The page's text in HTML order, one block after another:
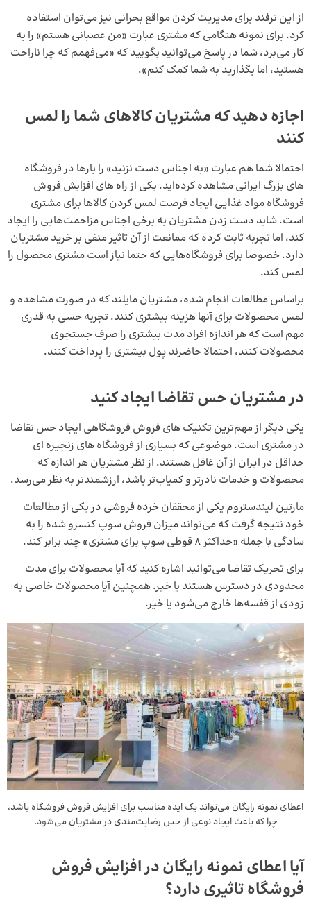
از این ترفند برای مدیریت کردن مواقع بحرانی نیز می‌توان استفاده
کرد. برای نمونه هنگامی که مشتری عبارت «من عصبانی هستم» را به
کار می‌برد، شما در پاسخ می‌توانید بگویید که «می‌فهمم که چرا ناراحت
هستید، اما بگذارید به شما کمک کنم».
اجازه دهید که مشتریان کالاهای شما را لمس
کنند
احتمالا شما هم عبارت «به اجناس دست نزنید» را بارها در فروشگاه‌
های بزرگ ایرانی مشاهده کرده‌اید. یکی از راه های افزایش فروش
فروشگاه مواد غذایی ایجاد فرصت لمس کردن کالاها برای مشتری
است. شاید دست زدن مشتریان به برخی اجناس مزاحمت‌هایی را ایجاد
کند، اما تجربه ثابت کرده که ممانعت از آن تاثیر منفی بر خرید مشتریان
دارد. خصوصا برای فروشگاه‌هایی که حتما نیاز است مشتری محصول را
لمس کند.
براساس مطالعات انجام شده، مشتریان مایلند که در صورت مشاهده و
لمس محصولات برای آنها هزینه بیشتری کنند. تجربه حسی به قدری
مهم است که هر اندازه افراد مدت بیشتری را صرف جستجوی
محصولات کنند، احتمالا حاضرند پول بیشتری را پرداخت کنند.
در مشتریان حس تقاضا ایجاد کنید
یکی دیگر از مهم‌ترین تکنیک‌ های فروش فروشگاهی ایجاد حس تقاضا
در مشتری است. موضوعی که بسیاری از فروشگاه‌ های زنجیره‌ ای
حداقل در ایران از آن غافل هستند. از نظر مشتریان هر اندازه که
محصولات و خدمات نادرتر و کمیاب‌تر باشد، ارزشمندتر به نظر می‌رسد.
مارتین لیندستروم یکی از محققان خرده‌ فروشی در یکی از مطالعات
خود نتیجه گرفت که می‌تواند میزان فروش سوپ کنسرو شده را به
سادگی با جمله «حداکثر 8 قوطی سوپ برای مشتری» چند برابر کند.
برای تحریک تقاضا می‌توانید اشاره کنید که آیا محصولات برای مدت
محدودی در دسترس هستند یا خیر. همچنین آیا محصولات خاصی به
زودی از قفسه‌ها خارج می‌شود یا خیر.
اعطای نمونه رایگان می‌تواند یک ایده مناسب برای افزایش فروش فروشگاه باشد،
چرا که باعث ایجاد نوعی از حس رضایت‌مندی در مشتریان می‌شود.
آیا اعطای نمونه رایگان در افزایش فروش
فروشگاه تاثیری دارد؟